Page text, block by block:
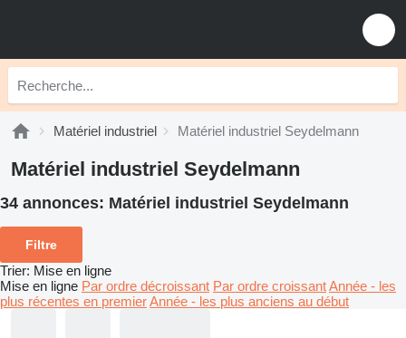
Matériel industriel Matériel industriel Seydelmann
Matériel industriel Seydelmann
34 annonces: Matériel industriel Seydelmann
Filtre
Trier: Mise en ligne
Mise en ligne Par ordre décroissant Par ordre croissantAnnée - les
plus récentes en premierAnnée - les plus anciens au début